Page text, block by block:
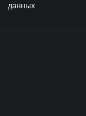
данных